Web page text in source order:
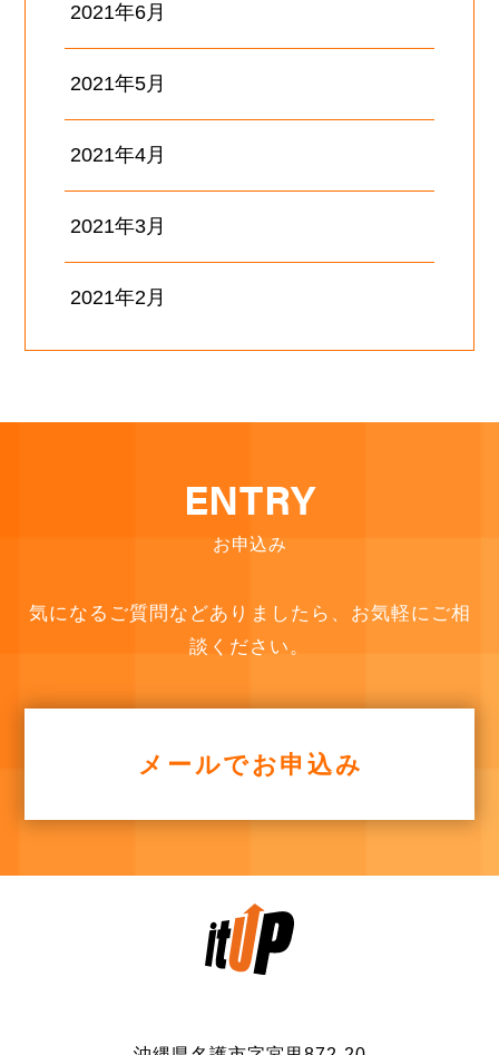
2021年6月
2021年5月
2021年4月
2021年3月
2021年2月
ENTRY
お申込み
気になるご質問などありましたら、お気軽にご相
談ください。
メールでお申込み